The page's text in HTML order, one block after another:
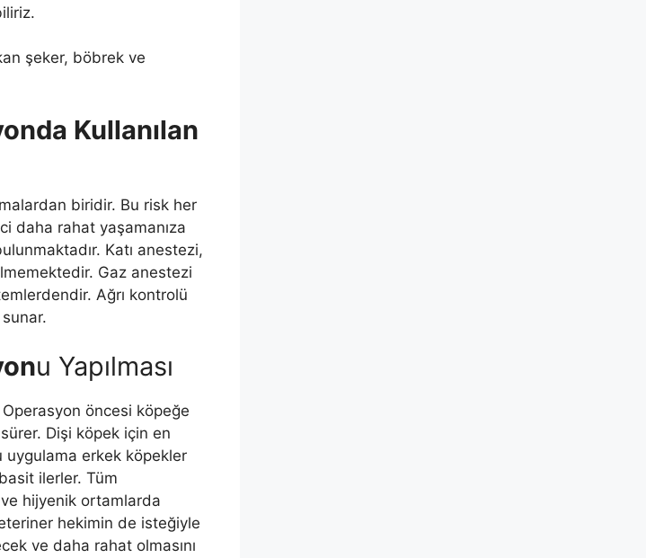
şeker, böbrek ve
Kullanılan
biridir. Bu risk her
daha rahat yaşamanıza
Katı anestezi,
Gaz anestezi
Ağrı kontrolü
u Yapılması
öncesi köpeğe
Dişi köpek için en
uygulama erkek köpekler
ilerler. Tüm
hijyenik ortamlarda
hekimin de isteğiyle
ve daha rahat olmasını